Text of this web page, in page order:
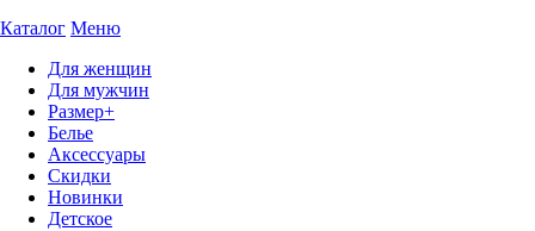
Каталог Меню
Для женщин
Для мужчин
Размер+
Белье
Аксессуары
Скидки
Новинки
Детское